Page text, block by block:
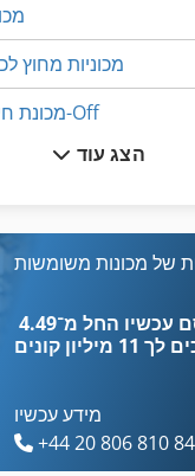
מכוניות מחוץ
מכונת חיתוך-Off
מכונת עבודה
הצג עוד
של מכונות משומשות
לך 11 מיליון קונים
מידע עכשיו
+44 20 806 810 84